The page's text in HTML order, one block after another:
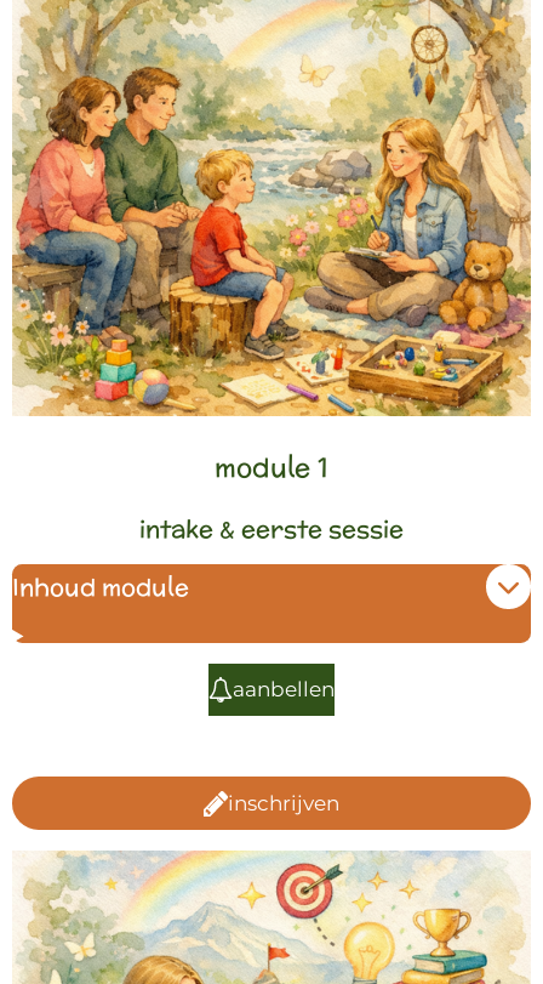
module 1
intake & eerste sessie
Inhoud module
aanbellen
inschrijven